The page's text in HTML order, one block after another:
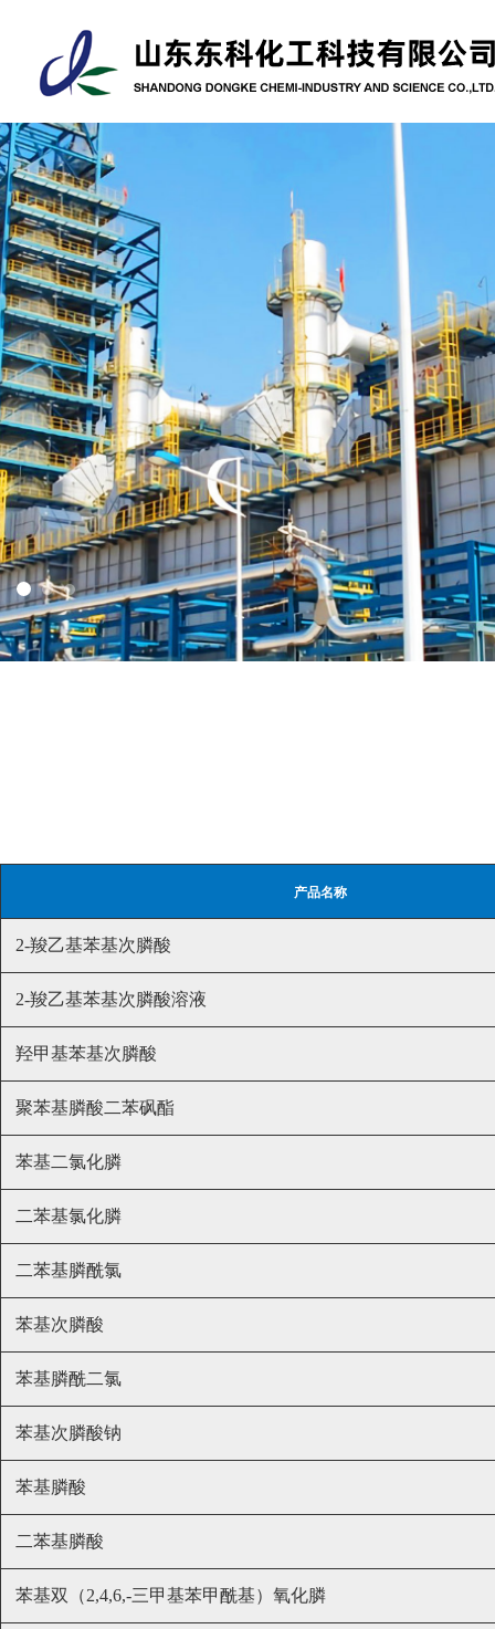
产品名称
2-羧乙基苯基次膦酸
2-羧乙基苯基次膦酸溶液
羟甲基苯基次膦酸
聚苯基膦酸二苯砜酯
苯基二氯化膦
二苯基氯化膦
二苯基膦酰氯
苯基次膦酸
苯基膦酰二氯
苯基次膦酸钠
苯基膦酸
二苯基膦酸
苯基双（2,4,6,-三甲基苯甲酰基）氧化膦